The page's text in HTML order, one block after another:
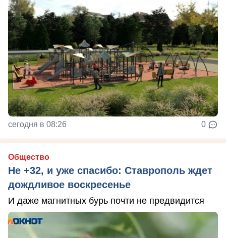
сегодня в 08:26 0
Общество
Не +32, и уже спасибо: Ставрополь ждет
дождливое воскресенье
И даже магнитных бурь почти не предвидится